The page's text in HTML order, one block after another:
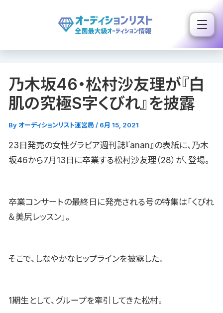
ス
乃木坂46・松村沙友理が『白
肌の究極S字くびれ』を披露
By オーディションリスト運営局 / 6月 15, 2021
23日発売の女性グラビア週刊誌『anan』の表紙に、乃木
坂46から7月13日に卒業する松村沙友理（28）が、登場。
卒業コンサートの最終日に発売される号の特集は「くびれ
＆美尻レッスン」。
そこで、しなやかなヒップラインを披露した。
1期生として、グループを牽引してきた松村。